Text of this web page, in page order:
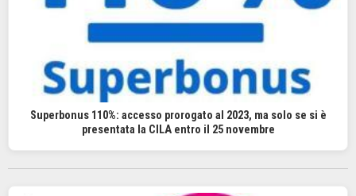
Superbonus 110%: accesso prorogato al 2023, ma solo se si è
presentata la CILA entro il 25 novembre